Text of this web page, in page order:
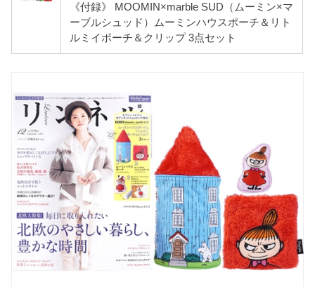
《付録》 MOOMIN×marble SUD（ムーミン×マ
ーブルシュッド）ムーミンハウスポーチ＆リト
ルミイポーチ＆クリップ 3点セット